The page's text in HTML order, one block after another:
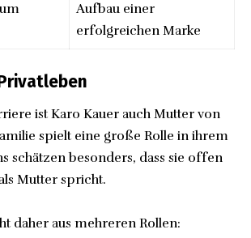
Aufbau einer
erfolgreichen Marke
ist Karo Kauer auch Mutter von
spielt eine große Rolle in ihrem
schätzen besonders, dass sie offen
Mutter spricht.
daher aus mehreren Rollen: